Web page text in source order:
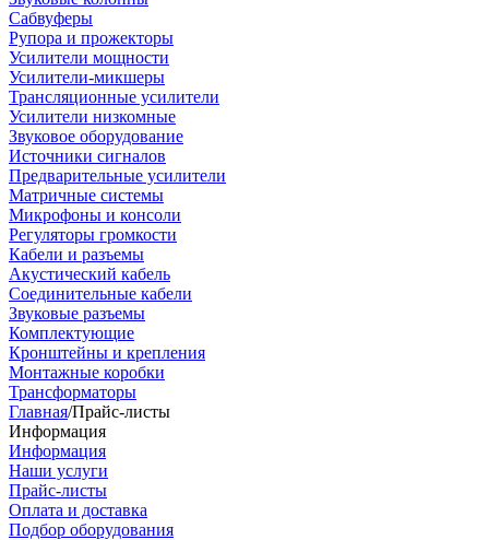
Сабвуферы
Рупора и прожекторы
Усилители мощности
Усилители-микшеры
Трансляционные усилители
Усилители низкомные
Звуковое оборудование
Источники сигналов
Предварительные усилители
Матричные системы
Микрофоны и консоли
Регуляторы громкости
Кабели и разъемы
Акустический кабель
Соединительные кабели
Звуковые разъемы
Комплектующие
Кронштейны и крепления
Монтажные коробки
Трансформаторы
Главная/Прайс-листы
Информация
Информация
Наши услуги
Прайс-листы
Оплата и доставка
Подбор оборудования